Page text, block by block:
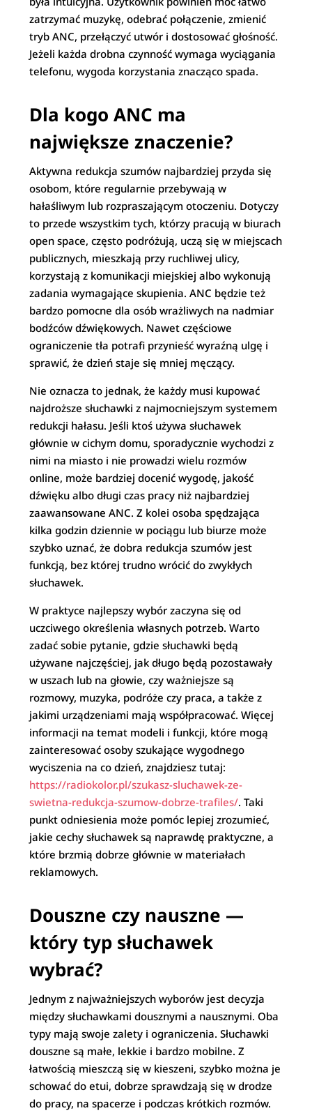
zatrzymać muzykę, odebrać połączenie, zmienić
tryb ANC, przełączyć utwór i dostosować głośność.
Jeżeli każda drobna czynność wymaga wyciągania
telefonu, wygoda korzystania znacząco spada.
Dla kogo ANC ma
największe znaczenie?
Aktywna redukcja szumów najbardziej przyda się
osobom, które regularnie przebywają w
hałaśliwym lub rozpraszającym otoczeniu. Dotyczy
to przede wszystkim tych, którzy pracują w biurach
open space, często podróżują, uczą się w miejscach
publicznych, mieszkają przy ruchliwej ulicy,
korzystają z komunikacji miejskiej albo wykonują
zadania wymagające skupienia. ANC będzie też
bardzo pomocne dla osób wrażliwych na nadmiar
bodźców dźwiękowych. Nawet częściowe
ograniczenie tła potrafi przynieść wyraźną ulgę i
sprawić, że dzień staje się mniej męczący.
Nie oznacza to jednak, że każdy musi kupować
najdroższe słuchawki z najmocniejszym systemem
redukcji hałasu. Jeśli ktoś używa słuchawek
głównie w cichym domu, sporadycznie wychodzi z
nimi na miasto i nie prowadzi wielu rozmów
online, może bardziej docenić wygodę, jakość
dźwięku albo długi czas pracy niż najbardziej
zaawansowane ANC. Z kolei osoba spędzająca
kilka godzin dziennie w pociągu lub biurze może
szybko uznać, że dobra redukcja szumów jest
funkcją, bez której trudno wrócić do zwykłych
słuchawek.
W praktyce najlepszy wybór zaczyna się od
uczciwego określenia własnych potrzeb. Warto
zadać sobie pytanie, gdzie słuchawki będą
używane najczęściej, jak długo będą pozostawały
w uszach lub na głowie, czy ważniejsze są
rozmowy, muzyka, podróże czy praca, a także z
jakimi urządzeniami mają współpracować. Więcej
informacji na temat modeli i funkcji, które mogą
zainteresować osoby szukające wygodnego
wyciszenia na co dzień, znajdziesz tutaj:
https://radiokolor.pl/szukasz-sluchawek-ze-
swietna-redukcja-szumow-dobrze-trafiles/. Taki
punkt odniesienia może pomóc lepiej zrozumieć,
jakie cechy słuchawek są naprawdę praktyczne, a
które brzmią dobrze głównie w materiałach
reklamowych.
Douszne czy nauszne —
który typ słuchawek
wybrać?
Jednym z najważniejszych wyborów jest decyzja
między słuchawkami dousznymi a nausznymi. Oba
typy mają swoje zalety i ograniczenia. Słuchawki
douszne są małe, lekkie i bardzo mobilne. Z
łatwością mieszczą się w kieszeni, szybko można je
schować do etui, dobrze sprawdzają się w drodze
do pracy, na spacerze i podczas krótkich rozmów.